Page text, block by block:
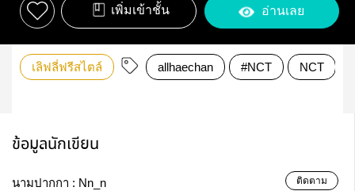
เพิ่มเข้าชั้น อ่านเลย
เลิฟลี่ฟรีสไตล์ allhaechan #NCT NCT
ข้อมูลนักเขียน
นามปากกา : Nn_n ติดตาม